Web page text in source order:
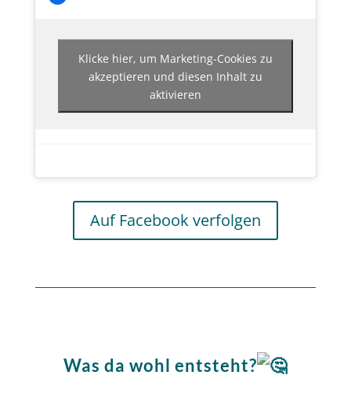
Klicke hier, um Marketing-Cookies zu
akzeptieren und diesen Inhalt zu
aktivieren
Auf Facebook verfolgen
Was da wohl entsteht?